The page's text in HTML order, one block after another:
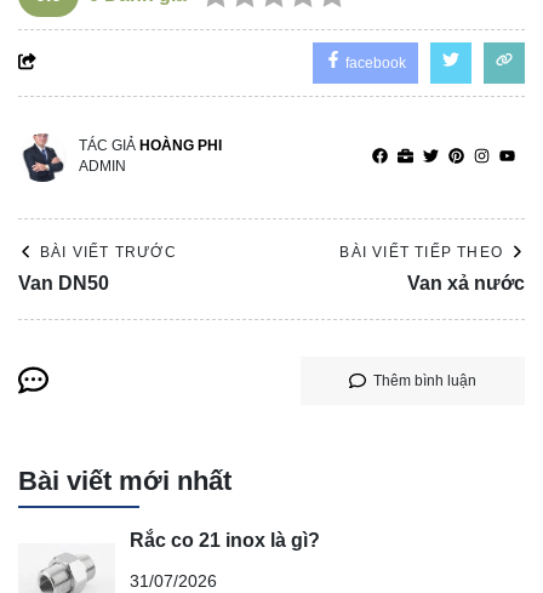
facebook
TÁC GIẢ HOÀNG PHI
ADMIN
BÀI VIẾT TRƯỚC
Van DN50
BÀI VIẾT TIẾP THEO
Van xả nước
Thêm bình luận
Bài viết mới nhất
Rắc co 21 inox là gì?
31/07/2026